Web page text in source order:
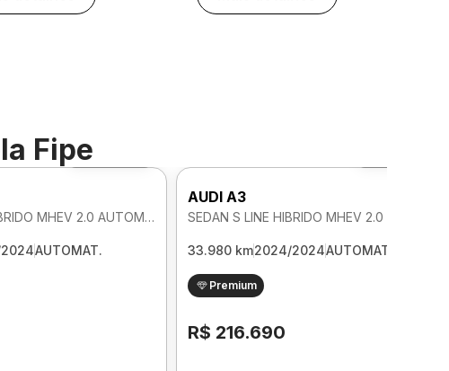
FipeFoto 360º
SEDAN S LINE HIBRIDO MHEV 2.0 AUTOMATICO
AUTOMAT.
AUDI A3
33.980 km2024/2024AUTOMAT.
Premium
R$ 216.690